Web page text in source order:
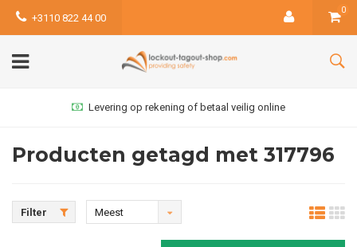
+3110 822 44 00
0
Levering op rekening of betaal veilig online
Producten getagd met 317796
Filter
Meest